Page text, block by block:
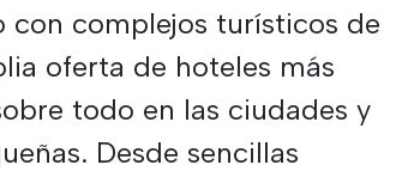
con complejos turísticos de
oferta de hoteles más
todo en las ciudades y
Desde sencillas